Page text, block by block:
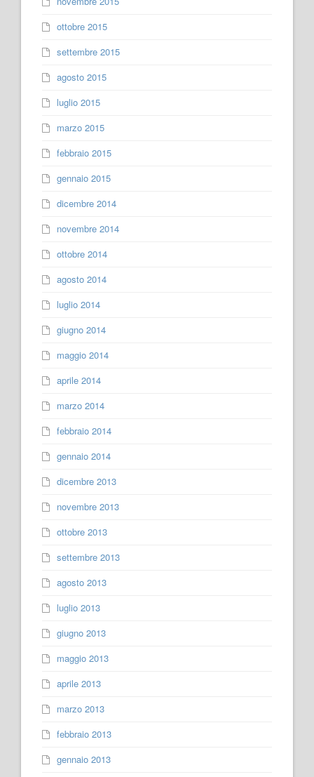
ottobre 2015
settembre 2015
agosto 2015
luglio 2015
marzo 2015
febbraio 2015
gennaio 2015
dicembre 2014
novembre 2014
ottobre 2014
agosto 2014
luglio 2014
giugno 2014
maggio 2014
aprile 2014
marzo 2014
febbraio 2014
gennaio 2014
dicembre 2013
novembre 2013
ottobre 2013
settembre 2013
agosto 2013
luglio 2013
giugno 2013
maggio 2013
aprile 2013
marzo 2013
febbraio 2013
gennaio 2013